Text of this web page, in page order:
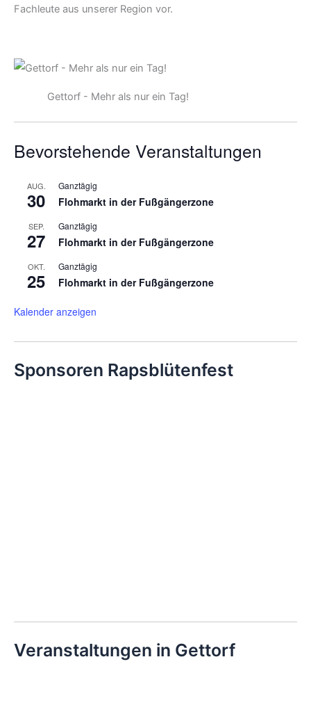
Fachleute aus unserer Region vor.
Gettorf - Mehr als nur ein Tag!
Bevorstehende Veranstaltungen
AUG.
30
Ganztägig
Flohmarkt in der Fußgängerzone
SEP.
27
Ganztägig
Flohmarkt in der Fußgängerzone
OKT.
25
Ganztägig
Flohmarkt in der Fußgängerzone
Kalender anzeigen
Sponsoren Rapsblütenfest
Veranstaltungen in Gettorf